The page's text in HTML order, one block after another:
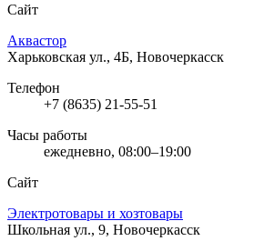
Сайт
Аквастор
Харьковская ул., 4Б, Новочеркасск
Телефон
+7 (8635) 21-55-51
Часы работы
ежедневно, 08:00–19:00
Сайт
Электротовары и хозтовары
Школьная ул., 9, Новочеркасск